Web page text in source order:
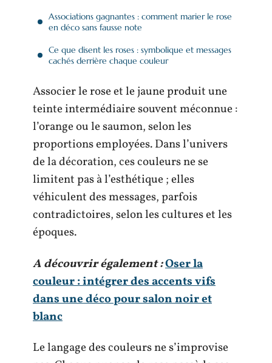
Associations gagnantes : comment marier le rose
en déco sans fausse note
Ce que disent les roses : symbolique et messages
cachés derrière chaque couleur
Associer le rose et le jaune produit une
teinte intermédiaire souvent méconnue :
l’orange ou le saumon, selon les
proportions employées. Dans l’univers
de la décoration, ces couleurs ne se
limitent pas à l’esthétique ; elles
véhiculent des messages, parfois
contradictoires, selon les cultures et les
époques.
A découvrir également :Oser la
couleur : intégrer des accents vifs
dans une déco pour salon noir et
blanc
Le langage des couleurs ne s’improvise